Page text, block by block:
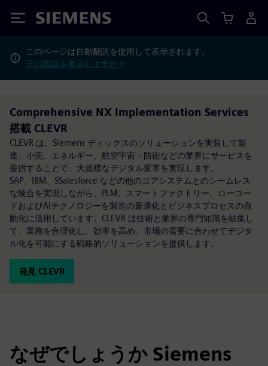
Siemens
このページは自動翻訳を使用して表示されます。
元の英語を表示しますか？
Comprehensive NX Implementation Services
搭載 CLEVR
CLEVR は、Siemens ディックスのソリューションを実装して製
造、小売、エネルギー、航空宇宙・防衛などの業界にサービスを
提供することで、大規模なデジタル変革を実現します。
SAP、IBM、SSalesforce などの他のコアシステムとのシームレス
な統合を実現しながら、PLM、スマートファクトリー、ローコー
ドおよびAIテクノロジーを製造の最適化とビジネスプロセスの自
動化に活用しています。CLEVR は技術と業界の専門知識を結集し
て、業務を合理化し、効率を高め、市場の需要に合わせてデジタ
ル化を可能にする戦略的ソリューションを提供します。
発見 CLEVR
なぜでしょうか Siemens